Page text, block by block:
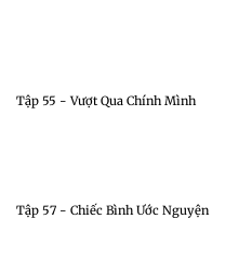
Tập 55 - Vượt Qua Chính Mình
Tập 57 - Chiếc Bình Ước Nguyện